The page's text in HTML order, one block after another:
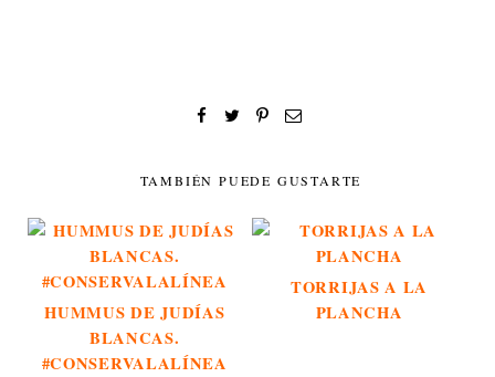
TAMBIÉN PUEDE GUSTARTE
HUMMUS DE JUDÍAS
BLANCAS.
#CONSERVALALÍNEA
TORRIJAS A LA
PLANCHA